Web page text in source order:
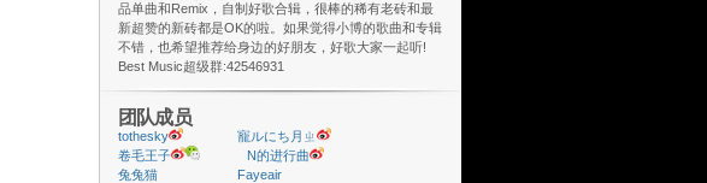
品单曲和Remix，自制好歌合辑，很棒的稀有老砖和最
新超赞的新砖都是OK的啦。如果觉得小博的歌曲和专辑
不错，也希望推荐给身边的好朋友，好歌大家一起听!
Best Music超级群:42546931
团队成员
tothesky
寵ルにち月ㄓ
卷毛王子
N的进行曲
兔兔猫
Fayeair